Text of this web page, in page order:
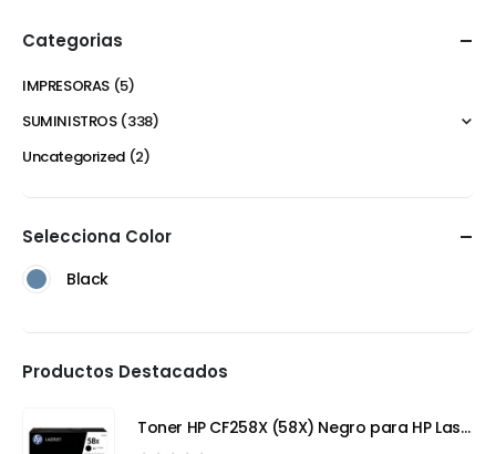
Categorias
IMPRESORAS (5)
SUMINISTROS (338)
Uncategorized (2)
Selecciona Color
Black
Productos Destacados
Toner HP CF258X (58X) Negro para HP LaserJet Pro